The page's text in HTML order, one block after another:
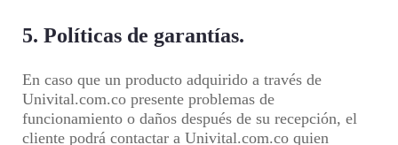
5. Políticas de garantías.
En caso que un producto adquirido a través de
Univital.com.co presente problemas de
funcionamiento o daños después de su recepción, el
cliente podrá contactar a Univital.com.co quien